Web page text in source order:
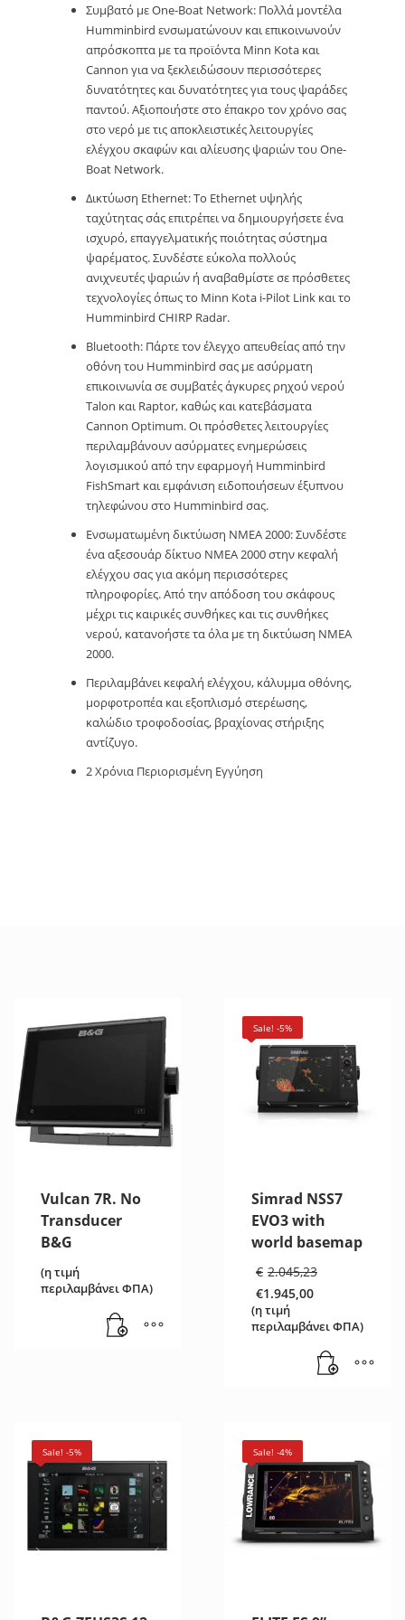
Συμβατό με One-Boat Network: Πολλά μοντέλα
Humminbird ενσωματώνουν και επικοινωνούν
απρόσκοπτα με τα προϊόντα Minn Kota και
Cannon για να ξεκλειδώσουν περισσότερες
δυνατότητες και δυνατότητες για τους ψαράδες
παντού. Αξιοποιήστε στο έπακρο τον χρόνο σας
στο νερό με τις αποκλειστικές λειτουργίες
ελέγχου σκαφών και αλίευσης ψαριών του One-
Boat Network.
Δικτύωση Ethernet: Το Ethernet υψηλής
ταχύτητας σάς επιτρέπει να δημιουργήσετε ένα
ισχυρό, επαγγελματικής ποιότητας σύστημα
ψαρέματος. Συνδέστε εύκολα πολλούς
ανιχνευτές ψαριών ή αναβαθμίστε σε πρόσθετες
τεχνολογίες όπως το Minn Kota i-Pilot Link και το
Humminbird CHIRP Radar.
Bluetooth: Πάρτε τον έλεγχο απευθείας από την
οθόνη του Humminbird σας με ασύρματη
επικοινωνία σε συμβατές άγκυρες ρηχού νερού
Talon και Raptor, καθώς και κατεβάσματα
Cannon Optimum. Οι πρόσθετες λειτουργίες
περιλαμβάνουν ασύρματες ενημερώσεις
λογισμικού από την εφαρμογή Humminbird
FishSmart και εμφάνιση ειδοποιήσεων έξυπνου
τηλεφώνου στο Humminbird σας.
Ενσωματωμένη δικτύωση NMEA 2000: Συνδέστε
ένα αξεσουάρ δίκτυο NMEA 2000 στην κεφαλή
ελέγχου σας για ακόμη περισσότερες
πληροφορίες. Από την απόδοση του σκάφους
μέχρι τις καιρικές συνθήκες και τις συνθήκες
νερού, κατανοήστε τα όλα με τη δικτύωση NMEA
2000.
Περιλαμβάνει κεφαλή ελέγχου, κάλυμμα οθόνης,
μορφοτροπέα και εξοπλισμό στερέωσης,
καλώδιο τροφοδοσίας, βραχίονας στήριξης
αντίζυγο.
2 Χρόνια Περιορισμένη Εγγύηση
Vulcan 7R. No
Transducer
Β&G
(η τιμή
περιλαμβάνει ΦΠΑ)
Sale! -5%
Simrad NSS7
EVO3 with
world basemap
€ 2.045,23
€1.945,00
Η
τρέχουσα
τιμή
€1.945,00.
(η τιμή
περιλαμβάνει ΦΠΑ)
Sale! -5% Sale! -4%